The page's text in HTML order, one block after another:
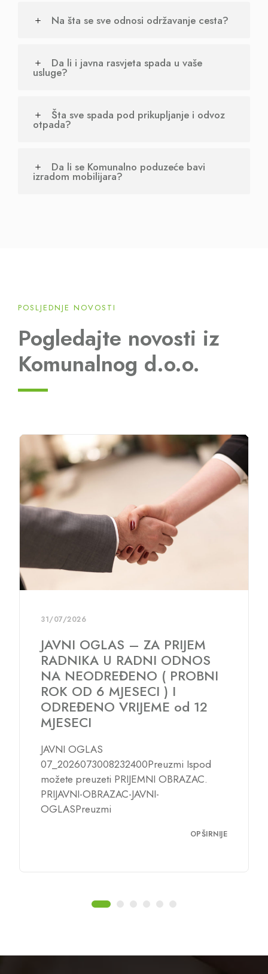
Na šta se sve odnosi održavanje cesta?
Da li i javna rasvjeta spada u vaše
usluge?
Šta sve spada pod prikupljanje i odvoz
otpada?
Da li se Komunalno poduzeće bavi
izradom mobilijara?
POSLJEDNJE NOVOSTI
Pogledajte novosti iz
Komunalnog d.o.o.
10/06/2026
Odluka o imenovanju Komisije
za izbor kandidata za prijem u
radni odnos
ODLUKA KOMISIJAPreuzmi